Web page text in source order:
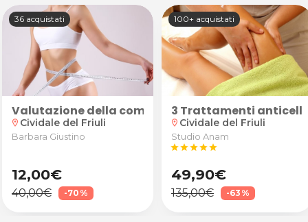
Biohacking
36 acquistati
Valutazione della composizione corporea e
location_on Cividale del Friuli
Barbara Giustino
12,00€
40,00€ -70%
100+ acquistati
3 Trattamenti
location_on Cividale del Friuli
Studio Anam
starstarstarstarstar
49,90€
135,00€ -63%